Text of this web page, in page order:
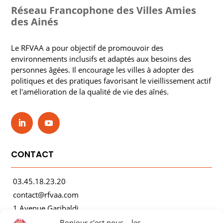
Réseau Francophone des Villes Amies
des Ainés
Le RFVAA a pour objectif de promouvoir des
environnements inclusifs et adaptés aux besoins des
personnes âgées. Il encourage les villes à adopter des
politiques et des pratiques favorisant le vieillissement actif
et l'amélioration de la qualité de vie des aînés.
CONTACT
03.45.18.23.20
contact@rfvaa.com
1 Avenue Garibaldi